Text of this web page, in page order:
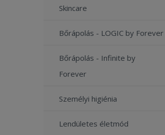
Skincare
Bőrápolás - LOGIC by Forever
Bőrápolás - Infinite by
Forever
Személyi higiénia
Lendületes életmód